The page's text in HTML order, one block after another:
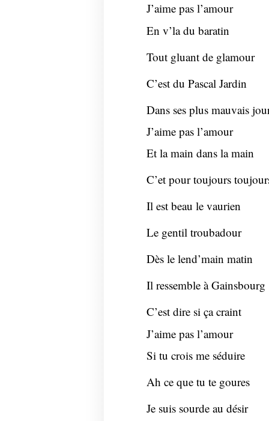
J’aime pas l’amour
En v’la du baratin
Tout gluant de glamour
C’est du Pascal Jardin
Dans ses plus mauvais
J’aime pas l’amour
Et la main dans la main
C’et pour toujours
Il est beau le vaurien
Le gentil troubadour
Dès le lend’main matin
Il ressemble à Gainsbourg
C’est dire si ça craint
J’aime pas l’amour
Si tu crois me séduire
Ah ce que tu te goures
Je suis sourde au désir